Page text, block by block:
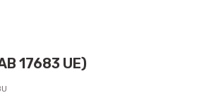
17683 UE)